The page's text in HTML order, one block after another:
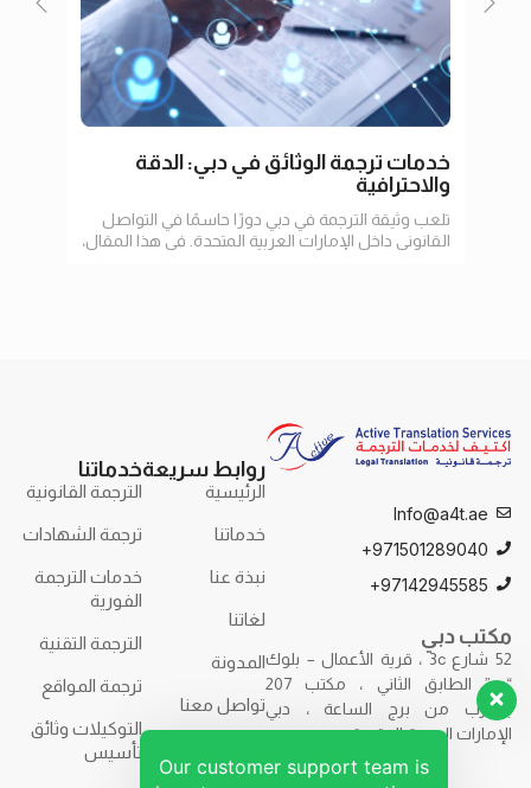
خدمات ترجمة الوثائق في دبي: الدقة
والاحترافية
تلعب وثيقة الترجمة في دبي دورًا حاسمًا في التواصل
القانوني داخل الإمارات العربية المتحدة. في هذا المقال،
Info@a4t.ae
971501289040+
97142945585+
مكتب دبي
52 شارع 3c ، قرية الأعمال – بلوك
“ب” الطابق الثاني ، مكتب 207
بالقرب من برج الساعة ، دبي
الإمارات العربية المتحدة.
روابط سريعة
الرئيسية
خدماتنا
نبذة عنا
لغاتنا
المدونة
تواصل معنا
خدماتنا
الترجمة القانونية
ترجمة الشهادات
خدمات الترجمة
الفورية
الترجمة التقنية
ترجمة المواقع
التوكيلات وثائق
تأسيس
Our customer support team is